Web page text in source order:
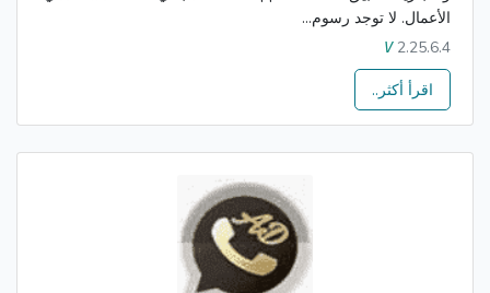
الأعمال. لا توجد رسوم...
V2.25.6.4
اقرأ أكثر..